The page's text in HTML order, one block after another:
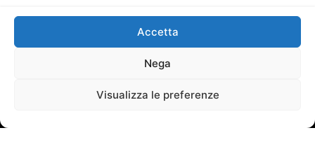
Accetta
Nega
Visualizza le preferenze
Main partner
Testata giornalistica registrata presso il Tribunale di